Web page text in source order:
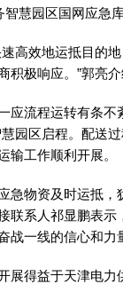
慧园区国网应急库
效地运抵目的
极响应。”郭亮介
程运转有条不
园区启程。配送
输工作顺利开展。
物资及时运抵，
联系人祁显鹏表
战一线的信心和力
得益于天津电力